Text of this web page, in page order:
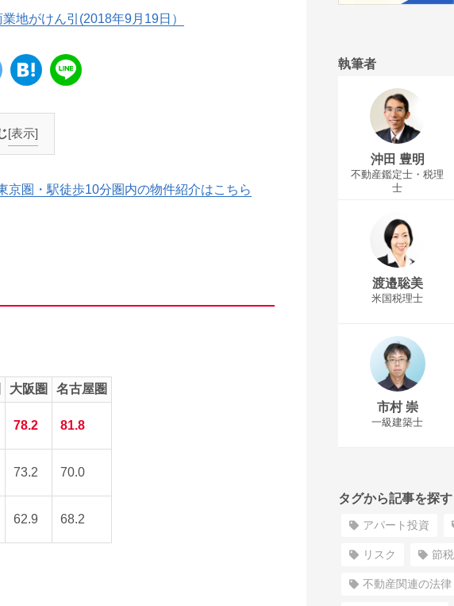
地がけん引(2018年9月19日）
[表示]
京圏・駅徒歩10分圏内の物件紹介はこちら
大阪圏 名古屋圏
78.2 81.8
73.2 70.0
62.9 68.2
執筆者
沖田 豊明
不動産鑑定士・税理
士
渡邉聡美
米国税理士
市村 崇
一級建築士
タグから記事を探す
アパート投資
リスク 節税
不動産関連の法律